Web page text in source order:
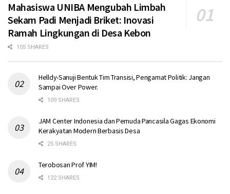
Mahasiswa UNIBA Mengubah Limbah
Sekam Padi Menjadi Briket: Inovasi
Ramah Lingkungan di Desa Kebon
105 SHARES
Helldy-Sanuji Bentuk Tim Transisi, Pengamat Politik: Jangan
Sampai Over Power.
109 SHARES
JAM Center Indonesia dan Pemuda Pancasila Gagas Ekonomi
Kerakyatan Modern Berbasis Desa
25 SHARES
Terobosan Prof YIM!
122 SHARES